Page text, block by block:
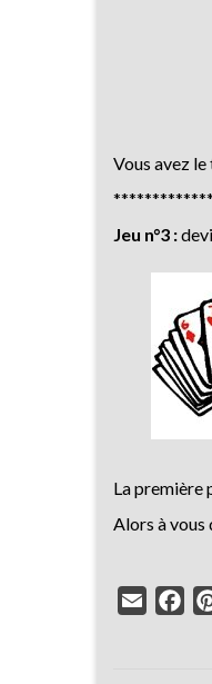
Vous avez
Jeu n°3 :
La première
Alors à vous
Email